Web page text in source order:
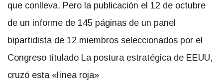
que conlleva. Pero la publicación el 12 de octubre
de un informe de 145 páginas de un panel
bipartidista de 12 miembros seleccionados por el
Congreso titulado La postura estratégica de EEUU,
cruzó esta «línea roja»